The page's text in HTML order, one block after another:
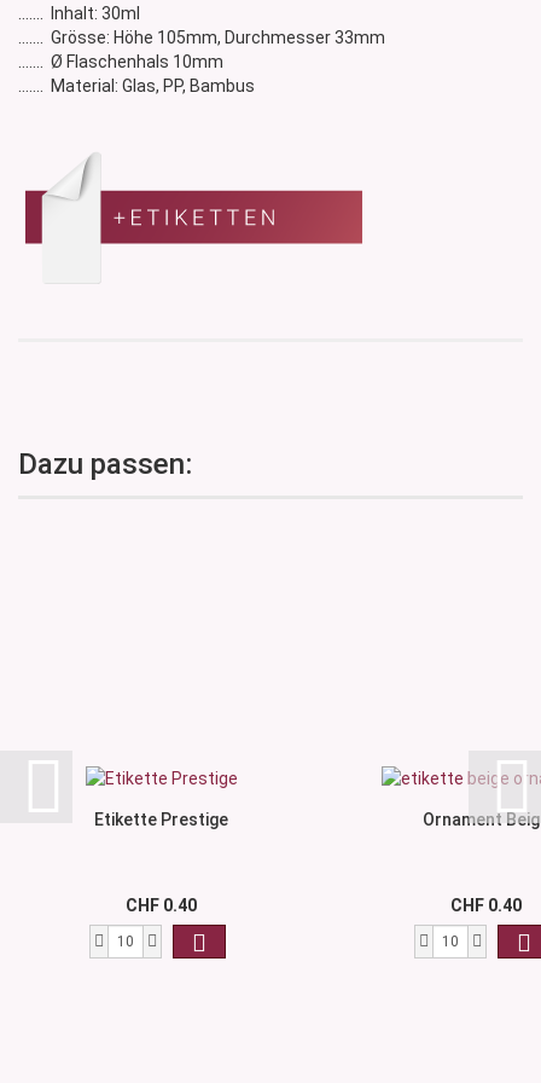
....... Inhalt: 30ml
....... Grösse: Höhe 105mm, Durchmesser 33mm
....... Ø Flaschenhals 10mm
....... Material: Glas, PP, Bambus
Dazu passen:
Etikette Prestige
CHF 0.40
Ornament
CHF 0.40